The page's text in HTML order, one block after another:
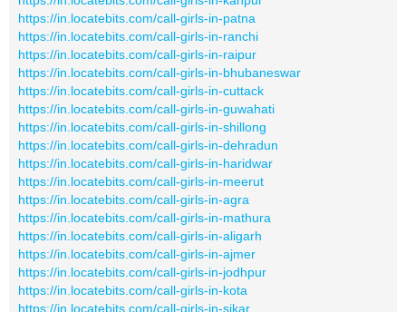
https://in.locatebits.com/call-girls-in-patna
https://in.locatebits.com/call-girls-in-ranchi
https://in.locatebits.com/call-girls-in-raipur
https://in.locatebits.com/call-girls-in-bhubaneswar
https://in.locatebits.com/call-girls-in-cuttack
https://in.locatebits.com/call-girls-in-guwahati
https://in.locatebits.com/call-girls-in-shillong
https://in.locatebits.com/call-girls-in-dehradun
https://in.locatebits.com/call-girls-in-haridwar
https://in.locatebits.com/call-girls-in-meerut
https://in.locatebits.com/call-girls-in-agra
https://in.locatebits.com/call-girls-in-mathura
https://in.locatebits.com/call-girls-in-aligarh
https://in.locatebits.com/call-girls-in-ajmer
https://in.locatebits.com/call-girls-in-jodhpur
https://in.locatebits.com/call-girls-in-kota
https://in.locatebits.com/call-girls-in-sikar